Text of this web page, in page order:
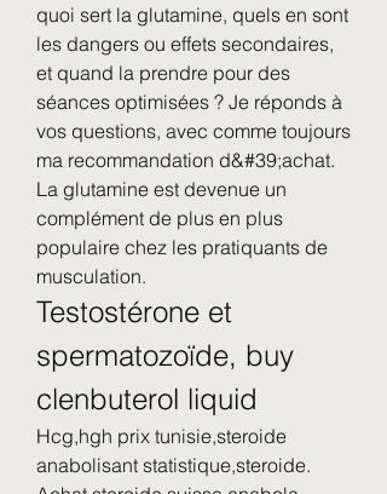
quoi sert la glutamine, quels en sont
les dangers ou effets secondaires,
et quand la prendre pour des
séances optimisées ? Je réponds à
vos questions, avec comme toujours
ma recommandation d&#39;achat.
La glutamine est devenue un
complément de plus en plus
populaire chez les pratiquants de
musculation.
Testostérone et
spermatozoïde, buy
clenbuterol liquid
Hcg,hgh prix tunisie,steroide
anabolisant statistique,steroide.